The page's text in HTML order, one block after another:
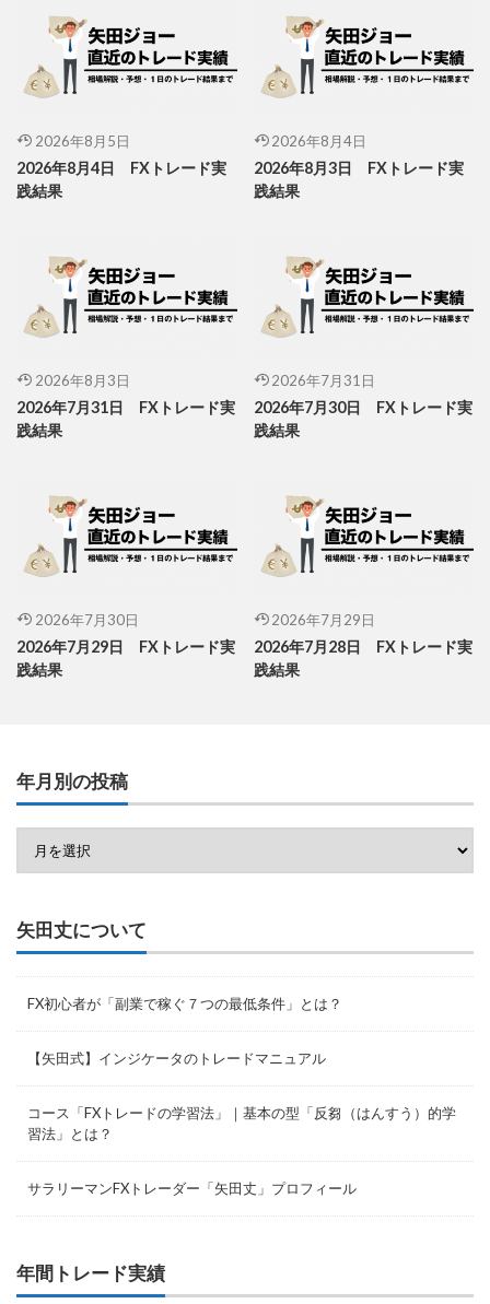
2026年8月5日
2026年8月4日 FXトレード実
践結果
2026年8月4日
2026年8月3日 FXトレード実
践結果
2026年8月3日
2026年7月31日 FXトレード実
践結果
2026年7月31日
2026年7月30日 FXトレード実
践結果
2026年7月30日
2026年7月29日 FXトレード実
践結果
2026年7月29日
2026年7月28日 FXトレード実
践結果
年月別の投稿
矢田丈について
FX初心者が「副業で稼ぐ７つの最低条件」とは？
【矢田式】インジケータのトレードマニュアル
コース「FXトレードの学習法」｜基本の型「反芻（はんすう）的学
習法」とは？
サラリーマンFXトレーダー「矢田丈」プロフィール
年間トレード実績